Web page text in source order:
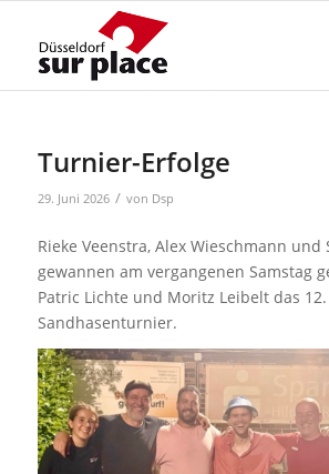
Turnier-Erfolge
29. Juni 2026 / von Dsp
Rieke Veenstra, Alex Wieschmann und
gewannen am vergangenen Samstag
Patric Lichte und Moritz Leibelt das
Sandhasenturnier.